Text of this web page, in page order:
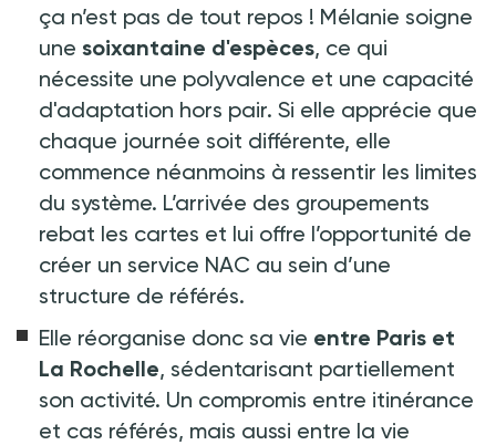
ça n’est pas de tout repos ! Mélanie soigne
une soixantaine d'espèces, ce qui
nécessite une polyvalence et une capacité
d'adaptation hors pair. Si elle apprécie que
chaque journée soit différente, elle
commence néanmoins à ressentir les limites
du système. L’arrivée des groupements
rebat les cartes et lui offre l’opportunité de
créer un service NAC au sein d’une
structure de référés.
Elle réorganise donc sa vie entre Paris et
La Rochelle, sédentarisant partiellement
son activité. Un compromis entre itinérance
et cas référés, mais aussi entre la vie